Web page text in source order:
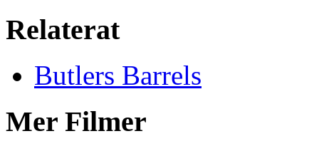
Relaterat
Butlers Barrels
Mer Filmer